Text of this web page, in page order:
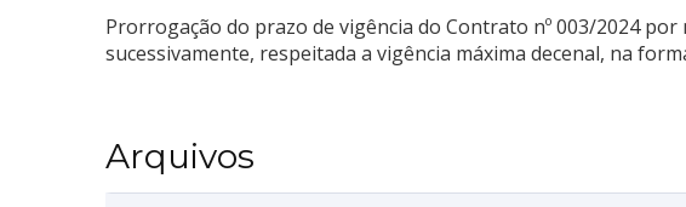
Prorrogação do prazo de vigência do Contrato nº 003/2024
sucessivamente, respeitada a vigência máxima decenal, na
Arquivos